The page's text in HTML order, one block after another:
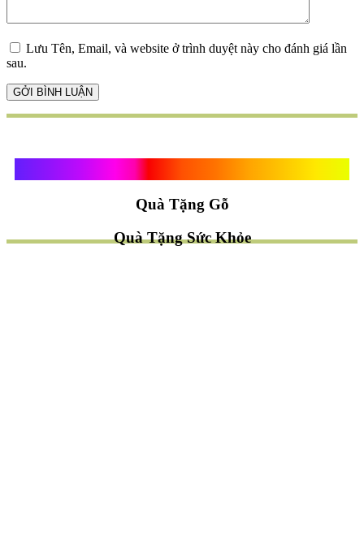
Lưu Tên, Email, và website ở trình duyệt này cho đánh giá lần
sau.
Quà Tặng Gỗ
Quà Tặng Sức Khỏe